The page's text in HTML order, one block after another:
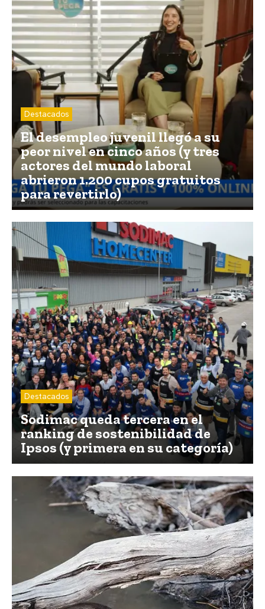
Destacados
El desempleo juvenil llegó a su
peor nivel en cinco años (y tres
actores del mundo laboral
abrieron 1.200 cupos gratuitos
para revertirlo)
Destacados
Sodimac queda tercera en el
ranking de sostenibilidad de
Ipsos (y primera en su categoría)